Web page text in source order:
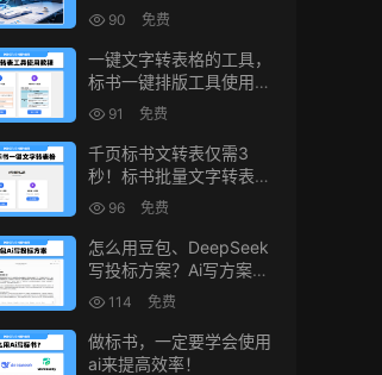
90 免费
一键文字转表格的工具，
标书一键排版工具使用教
程 91 免费
千页标书文转表仅需3
秒！标书批量文字转表格
的小工具！
96 免费
怎么用豆包、DeepSeek
写投标方案？Ai写方案的
小技巧
114 免费
做标书，一定要学会使用
ai来提高效率！